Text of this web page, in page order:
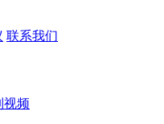
联系我们
视频